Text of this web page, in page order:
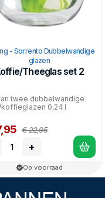
- Sorrento Dubbelwandige
glazen
Theeglas set 2
twee dubbelwandige
0,24 l
€ 22,95
+
Op voorraad